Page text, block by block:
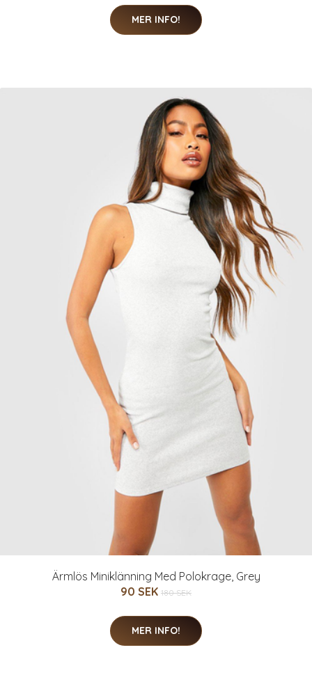
MER INFO!
Ärmlös Miniklänning Med Polokrage, Grey
90 SEK 180 SEK
MER INFO!